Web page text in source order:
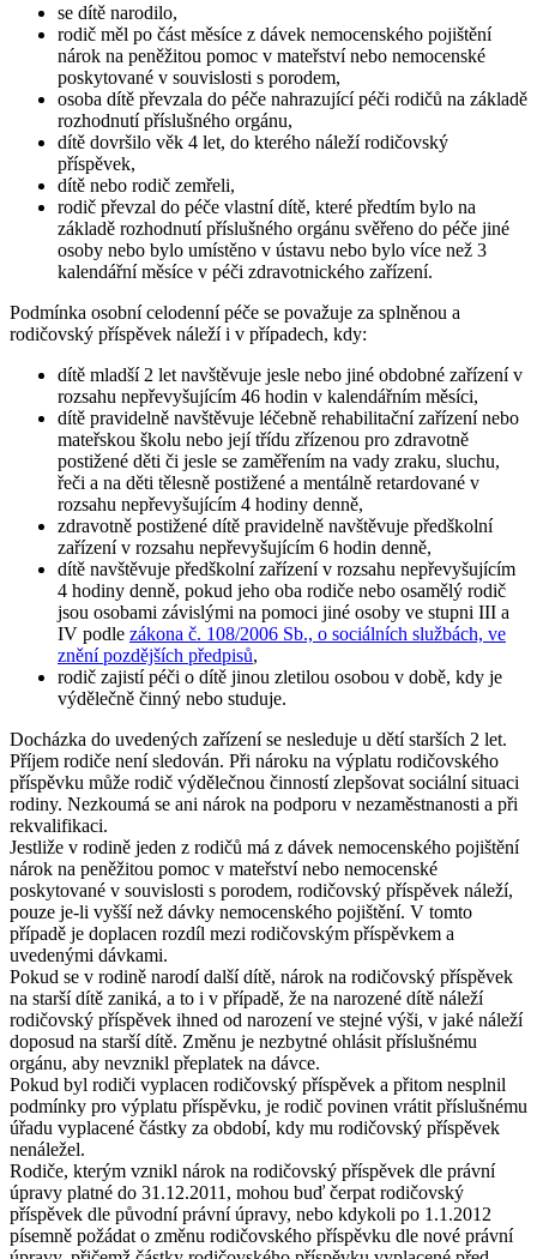
se dítě narodilo,
rodič měl po část měsíce z dávek nemocenského pojištění
nárok na peněžitou pomoc v mateřství nebo nemocenské
poskytované v souvislosti s porodem,
osoba dítě převzala do péče nahrazující péči rodičů na základě
rozhodnutí příslušného orgánu,
dítě dovršilo věk 4 let, do kterého náleží rodičovský
příspěvek,
dítě nebo rodič zemřeli,
rodič převzal do péče vlastní dítě, které předtím bylo na
základě rozhodnutí příslušného orgánu svěřeno do péče jiné
osoby nebo bylo umístěno v ústavu nebo bylo více než 3
kalendářní měsíce v péči zdravotnického zařízení.
Podmínka osobní celodenní péče se považuje za splněnou a
rodičovský příspěvek náleží i v případech, kdy:
dítě mladší 2 let navštěvuje jesle nebo jiné obdobné zařízení v
rozsahu nepřevyšujícím 46 hodin v kalendářním měsíci,
dítě pravidelně navštěvuje léčebně rehabilitační zařízení nebo
mateřskou školu nebo její třídu zřízenou pro zdravotně
postižené děti či jesle se zaměřením na vady zraku, sluchu,
řeči a na děti tělesně postižené a mentálně retardované v
rozsahu nepřevyšujícím 4 hodiny denně,
zdravotně postižené dítě pravidelně navštěvuje předškolní
zařízení v rozsahu nepřevyšujícím 6 hodin denně,
dítě navštěvuje předškolní zařízení v rozsahu nepřevyšujícím
4 hodiny denně, pokud jeho oba rodiče nebo osamělý rodič
jsou osobami závislými na pomoci jiné osoby ve stupni III a
IV podle zákona č. 108/2006 Sb., o sociálních službách, ve
znění pozdějších předpisů,
rodič zajistí péči o dítě jinou zletilou osobou v době, kdy je
výdělečně činný nebo studuje.
Docházka do uvedených zařízení se nesleduje u dětí starších 2 let.
Příjem rodiče není sledován. Při nároku na výplatu rodičovského
příspěvku může rodič výdělečnou činností zlepšovat sociální situaci
rodiny. Nezkoumá se ani nárok na podporu v nezaměstnanosti a při
rekvalifikaci.
Jestliže v rodině jeden z rodičů má z dávek nemocenského pojištění
nárok na peněžitou pomoc v mateřství nebo nemocenské
poskytované v souvislosti s porodem, rodičovský příspěvek náleží,
pouze je-li vyšší než dávky nemocenského pojištění. V tomto
případě je doplacen rozdíl mezi rodičovským příspěvkem a
uvedenými dávkami.
Pokud se v rodině narodí další dítě, nárok na rodičovský příspěvek
na starší dítě zaniká, a to i v případě, že na narozené dítě náleží
rodičovský příspěvek ihned od narození ve stejné výši, v jaké náleží
doposud na starší dítě. Změnu je nezbytné ohlásit příslušnému
orgánu, aby nevznikl přeplatek na dávce.
Pokud byl rodiči vyplacen rodičovský příspěvek a přitom nesplnil
podmínky pro výplatu příspěvku, je rodič povinen vrátit příslušnému
úřadu vyplacené částky za období, kdy mu rodičovský příspěvek
nenáležel.
Rodiče, kterým vznikl nárok na rodičovský příspěvek dle právní
úpravy platné do 31.12.2011, mohou buď čerpat rodičovský
příspěvek dle původní právní úpravy, nebo kdykoli po 1.1.2012
písemně požádat o změnu rodičovského příspěvku dle nové právní